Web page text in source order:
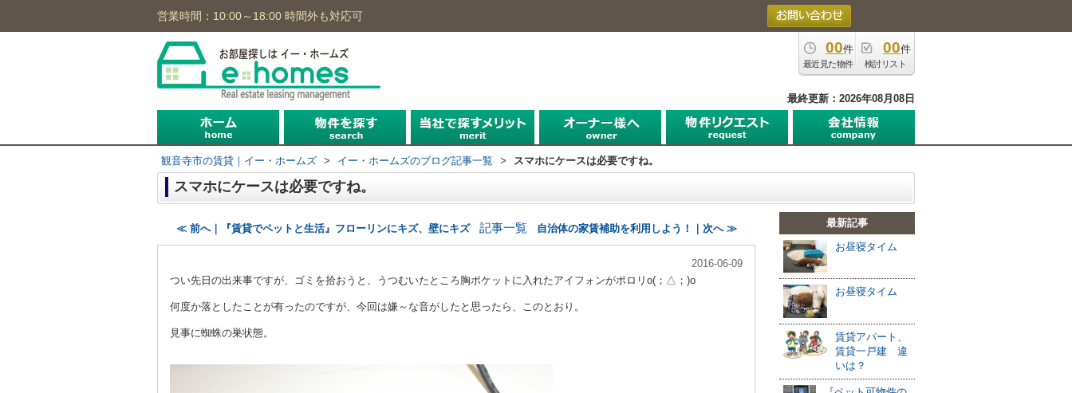
営業時間：10:00～18:00 時間外も対応可
00件
最近見た物件
00件
検討リスト
最終更新：2026年08月08日
沿線から探す
住所から探す
地図から探す
観音寺市の賃貸｜イー・ホームズ > イー・ホームズのブログ記事一覧 > スマホにケースは必要ですね。
スマホにケースは必要ですね。
≪ 前へ｜『賃貸でペットと生活』フローリンにキズ、壁にキズ 記事一覧 自治体の家賃補助を利用しよう！｜次へ ≫
2016-06-09
つい先日の出来事ですが、ゴミを拾おうと、うつむいたところ胸ポケットに入れたアイフォンがポロリo(；△；)o
何度か落としたことが有ったのですが、今回は嫌～な音がしたと思ったら、このとおり。
見事に蜘蛛の巣状態。
最新記事
お昼寝タイム
お昼寝タイム
賃貸アパート、
賃貸一戸建 違
いは？